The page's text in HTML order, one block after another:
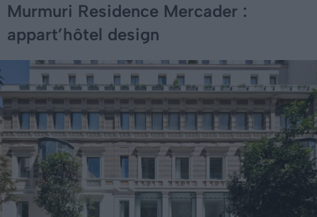
Murmuri Residence Mercader :
appart’hôtel design